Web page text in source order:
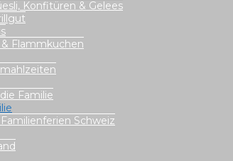
Konfitüren & Gelees
Flammkuchen
Familie
Schweiz